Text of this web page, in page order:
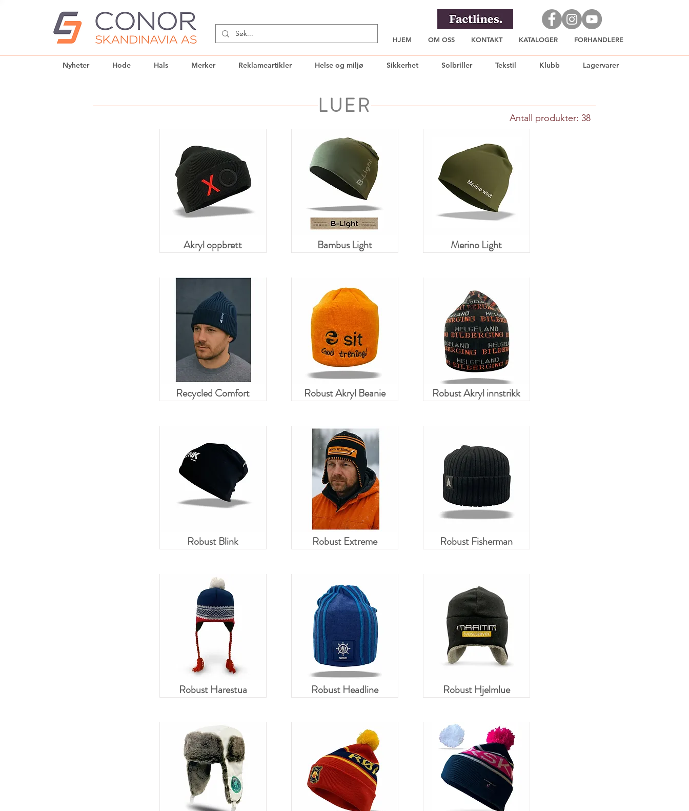
HJEM OM OSS KONTAKT KATALOGER FORHANDLERE
Nyheter Hode Hals Merker Reklameartikler Helse og miljø Sikkerhet Solbriller Tekstil Klubb Lagervarer
LUER Antall produkter: 38
Akryl oppbrett
Recycled Comfort
Robust Blink
Robust Harestua
Bambus Light
Robust Akryl Beanie
Robust Extreme
Robust Headline
Merino Light
Robust Akryl innstrikk
Robust Fisherman
Robust Hjelmlue